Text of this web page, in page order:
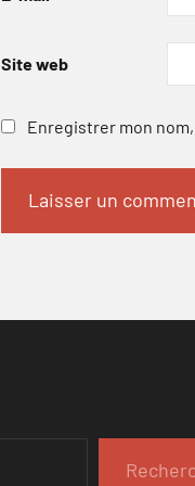
Site web
Enregistrer mon